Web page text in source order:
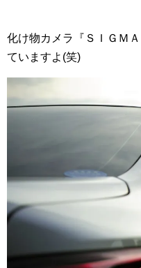
化け物カメラ『ＳＩＧＭ
ていますよ(笑)